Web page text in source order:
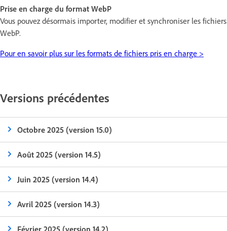
Prise en charge du format WebP
Vous pouvez désormais importer, modifier et synchroniser les fichiers
WebP.
Pour en savoir plus sur les formats de fichiers pris en charge >
Versions précédentes
Octobre 2025 (version 15.0)
Août 2025 (version 14.5)
Juin 2025 (version 14.4)
Avril 2025 (version 14.3)
Février 2025 (version 14.2)